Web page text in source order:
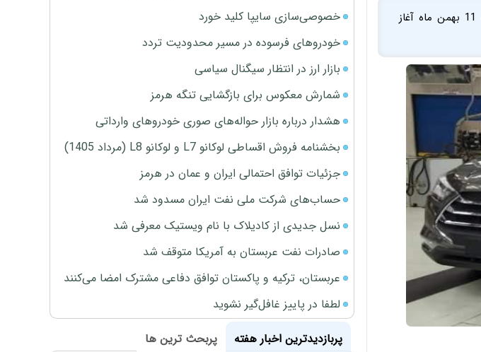
طرح جدید پیش فروش 3 محصول شرکت کرمان موتور ویژه دهه مبارک فجر از فردا شنبه 11 بهمن ماه آغاز
خصوصی‌سازی سایپا کلید خورد
خودروهای فرسوده در مسیر محدودیت تردد
بازار ارز در انتظار سیگنال سیاسی
شمارش معکوس برای بازگشایی تنگه هرمز
هشدار درباره بازار حواله‌های صوری خودروهای وارداتی
بخشنامه فروش اقساطی لوکانو L7 و لوکانو L8 (مرداد 1405)
جزئیات توافق احتمالی ایران و عمان در هرمز
حساب‌های شرکت ملی نفت ایران مسدود شد
نسل جدیدی از کادیلاک با نام ویستیک معرفی شد
صادرات نفت عربستان به آمریکا متوقف شد
عربستان، ترکیه و پاکستان توافق دفاعی مشترک امضا می‌کنند
لطفا در پاییز غافل‌گیر نشوید
پربازدیدترین اخبار هفته
پربحث ترین ها